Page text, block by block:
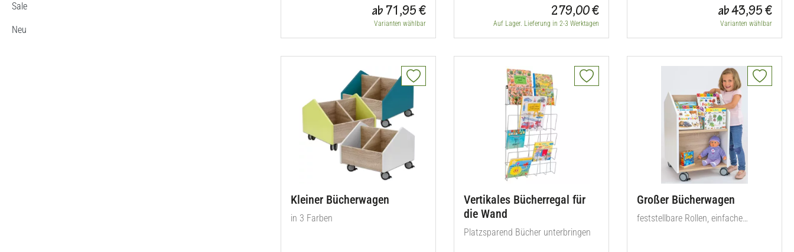
Sale
Neu
ab 71,95 €
Varianten wählbar
279,00 €
Auf Lager. Lieferung in 2-3 Werktagen
ab 43,95 €
Varianten wählbar
Kleiner Bücherwagen
in 3 Farben
Vertikales Bücherregal für
die Wand
Platzsparend Bücher unterbringen
Großer Bücherwagen
feststellbare Rollen, einfache